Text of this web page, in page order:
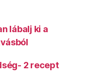
lábalj ki a
2 recept